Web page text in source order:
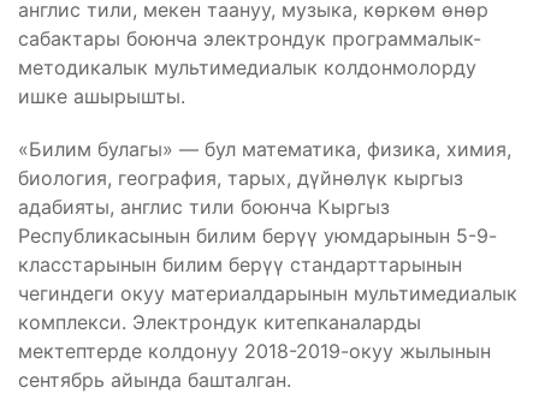
англис тили, мекен таануу, музыка, көркөм өнөр
сабактары боюнча электрондук программалык-
методикалык мультимедиалык колдонмолорду
ишке ашырышты.
«Билим булагы» — бул математика, физика, химия,
биология, география, тарых, дүйнөлүк кыргыз
адабияты, англис тили боюнча Кыргыз
Республикасынын билим берүү уюмдарынын 5-9-
класстарынын билим берүү стандарттарынын
чегиндеги окуу материалдарынын мультимедиалык
комплекси. Электрондук китепканаларды
мектептерде колдонуу 2018-2019-окуу жылынын
сентябрь айында башталган.